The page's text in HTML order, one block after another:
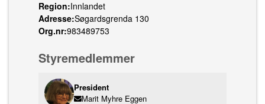
Region:Innlandet
Adresse:Søgardsgrenda 130
Org.nr:983489753
Styremedlemmer
President
Marit Myhre Eggen